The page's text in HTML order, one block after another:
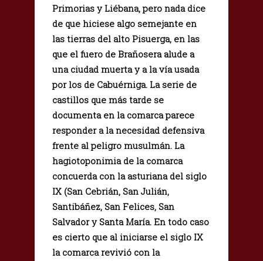
Primorias y Liébana, pero nada dice
de que hiciese algo semejante en
las tierras del alto Pisuerga, en las
que el fuero de Brañosera alude a
una ciudad muerta y a la vía usada
por los de Cabuérniga. La serie de
castillos que más tarde se
documenta en la comarca parece
responder a la necesidad defensiva
frente al peligro musulmán. La
hagiotoponimia de la comarca
concuerda con la asturiana del siglo
IX (San Cebrián, San Julián,
Santibáñez, San Felices, San
Salvador y Santa María. En todo caso
es cierto que al iniciarse el siglo IX
la comarca revivió con la